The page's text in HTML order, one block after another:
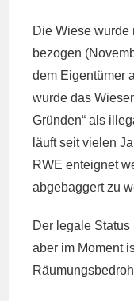
Die Wiese wurde
bezogen
dem Eigentümer
wurde das
Gründen“ als
läuft seit vielen
RWE enteignet
abgebaggert zu
Der legale
aber im Moment